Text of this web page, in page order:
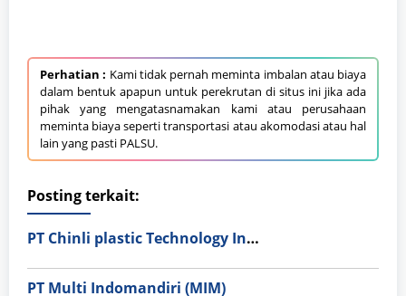
Perhatian : Kami tidak pernah meminta imbalan atau biaya
dalam bentuk apapun untuk perekrutan di situs ini jika ada
pihak yang mengatasnamakan kami atau perusahaan
meminta biaya seperti transportasi atau akomodasi atau hal
lain yang pasti PALSU.
Posting terkait:
PT Chinli plastic Technology Indonesia
PT Multi Indomandiri (MIM)